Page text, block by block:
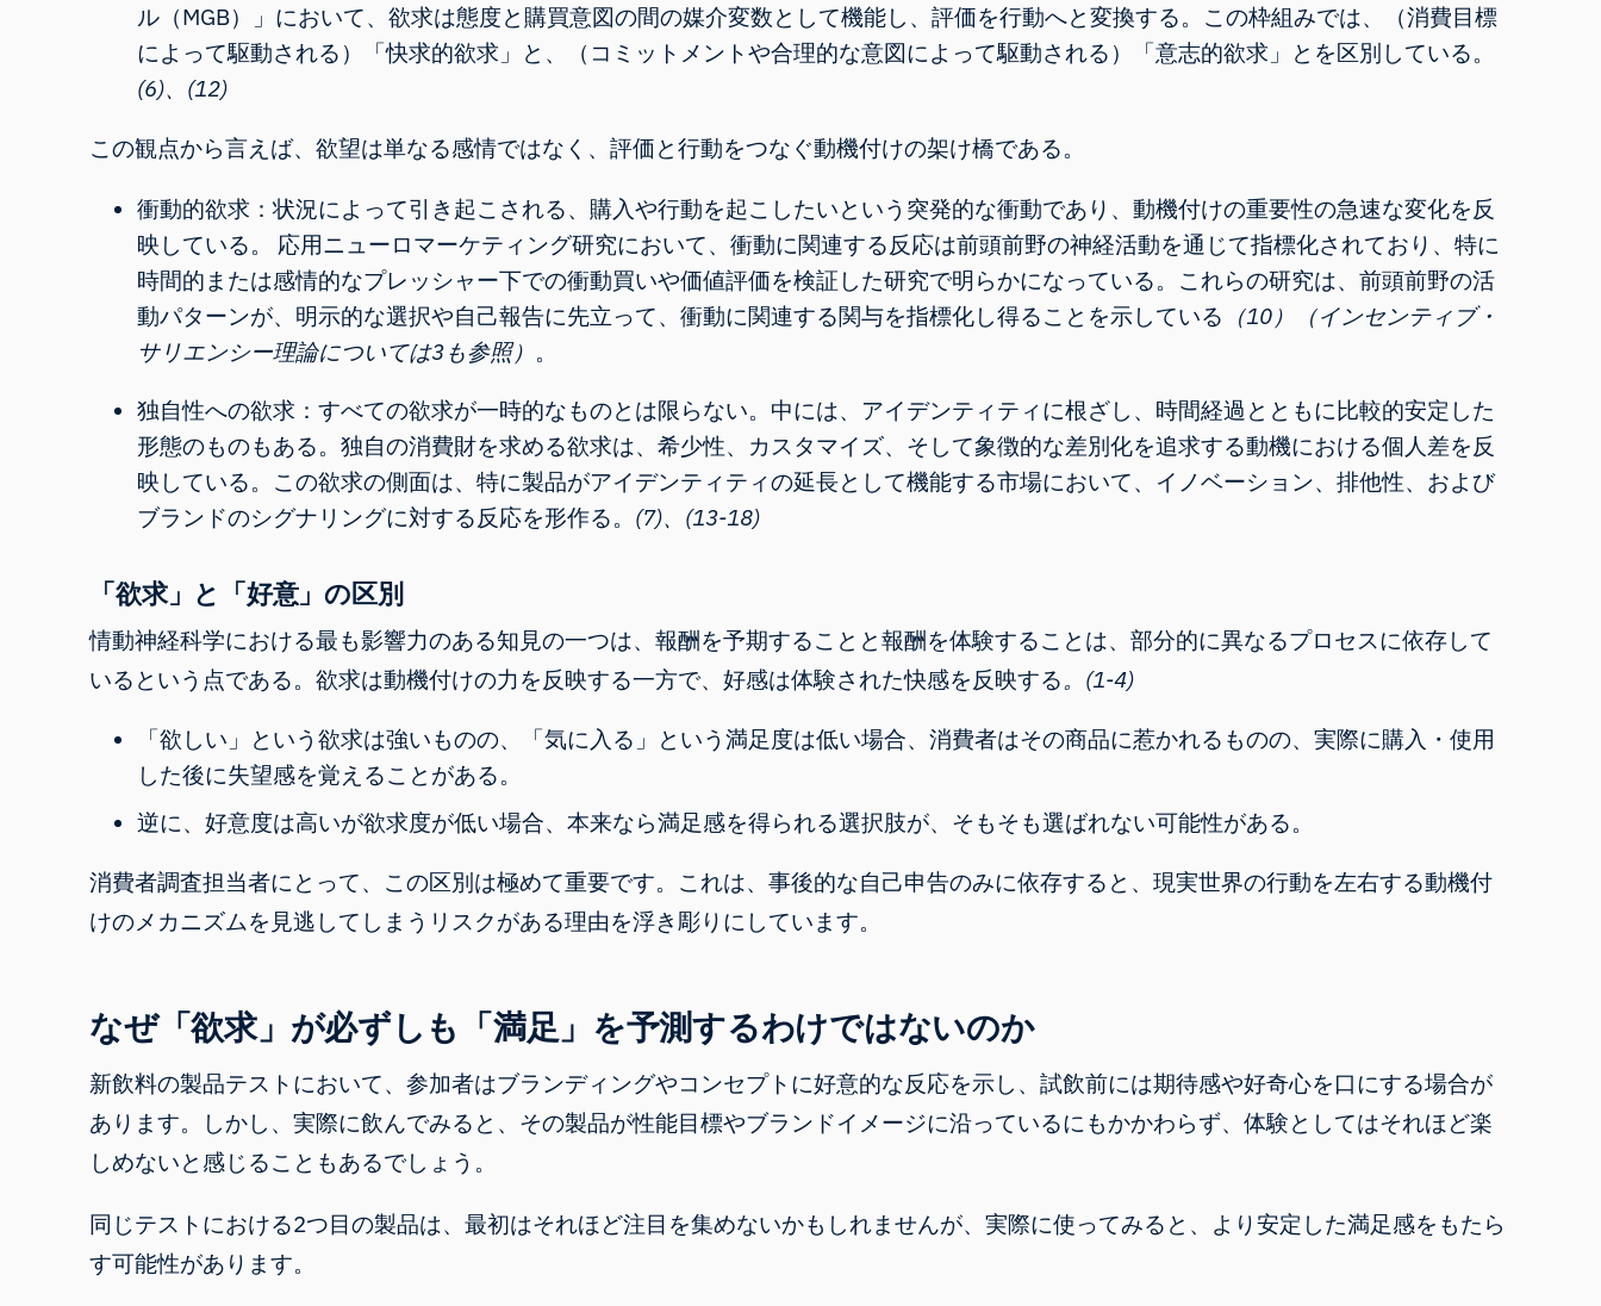
ル（MGB）」において、欲求は態度と購買意図の間の媒介変数として機能し、評価を行動へと変換する。この枠組みでは、（消費目標
によって駆動される）「快求的欲求」と、（コミットメントや合理的な意図によって駆動される）「意志的欲求」とを区別している。
(6)、(12)
この観点から言えば、欲望は単なる感情ではなく、評価と行動をつなぐ動機付けの架け橋である。
衝動的欲求：状況によって引き起こされる、購入や行動を起こしたいという突発的な衝動であり、動機付けの重要性の急速な変化を反
映している。 応用ニューロマーケティング研究において、衝動に関連する反応は前頭前野の神経活動を通じて指標化されており、特に
時間的または感情的なプレッシャー下での衝動買いや価値評価を検証した研究で明らかになっている。これらの研究は、前頭前野の活
動パターンが、明示的な選択や自己報告に先立って、衝動に関連する関与を指標化し得ることを示している （10）（インセンティブ・
サリエンシー理論については3も参照） 。
独自性への欲求：すべての欲求が一時的なものとは限らない。中には、アイデンティティに根ざし、時間経過とともに比較的安定した
形態のものもある。独自の消費財を求める欲求は、希少性、カスタマイズ、そして象徴的な差別化を追求する動機における個人差を反
映している。この欲求の側面は、特に製品がアイデンティティの延長として機能する市場において、イノベーション、排他性、および
ブランドのシグナリングに対する反応を形作る。 (7)、(13-18)
「欲求」と「好意」の区別
情動神経科学における最も影響力のある知見の一つは、報酬を予期することと報酬を体験することは、部分的に異なるプロセスに依存して
いるという点である。欲求は動機付けの力を反映する一方で、好感は体験された快感を反映する。(1-4)
「欲しい」という欲求は強いものの、「気に入る」という満足度は低い場合、消費者はその商品に惹かれるものの、実際に購入・使用
した後に失望感を覚えることがある。
逆に、好意度は高いが欲求度が低い場合、本来なら満足感を得られる選択肢が、そもそも選ばれない可能性がある。
消費者調査担当者にとって、この区別は極めて重要です。これは、事後的な自己申告のみに依存すると、現実世界の行動を左右する動機付
けのメカニズムを見逃してしまうリスクがある理由を浮き彫りにしています。
なぜ「欲求」が必ずしも「満足」を予測するわけではないのか
新飲料の製品テストにおいて、参加者はブランディングやコンセプトに好意的な反応を示し、試飲前には期待感や好奇心を口にする場合が
あります。しかし、実際に飲んでみると、その製品が性能目標やブランドイメージに沿っているにもかかわらず、体験としてはそれほど楽
しめないと感じることもあるでしょう。
同じテストにおける2つ目の製品は、最初はそれほど注目を集めないかもしれませんが、実際に使ってみると、より安定した満足感をもたら
す可能性があります。